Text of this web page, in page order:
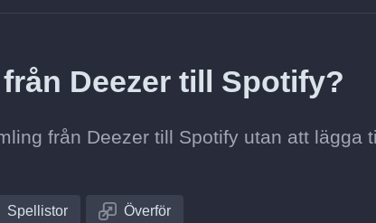
Deezer till Spotify?
från Deezer till Spotify utan att lägga
Spellistor Överför